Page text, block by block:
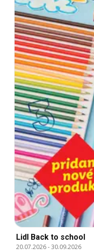
Lidl Back to school
20.07.2026-30.09.2026